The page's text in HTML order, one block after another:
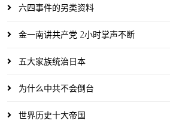
六四事件的另类资料
金一南讲共产党 2小时掌声不断
五大家族统治日本
为什么中共不会倒台
世界历史十大帝国